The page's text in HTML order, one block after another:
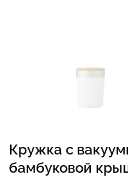
Кружка с
бамбуковой